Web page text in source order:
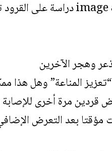
وهجر الآخرين
قردين مرة أخرى
مؤقتا بعد التعرض